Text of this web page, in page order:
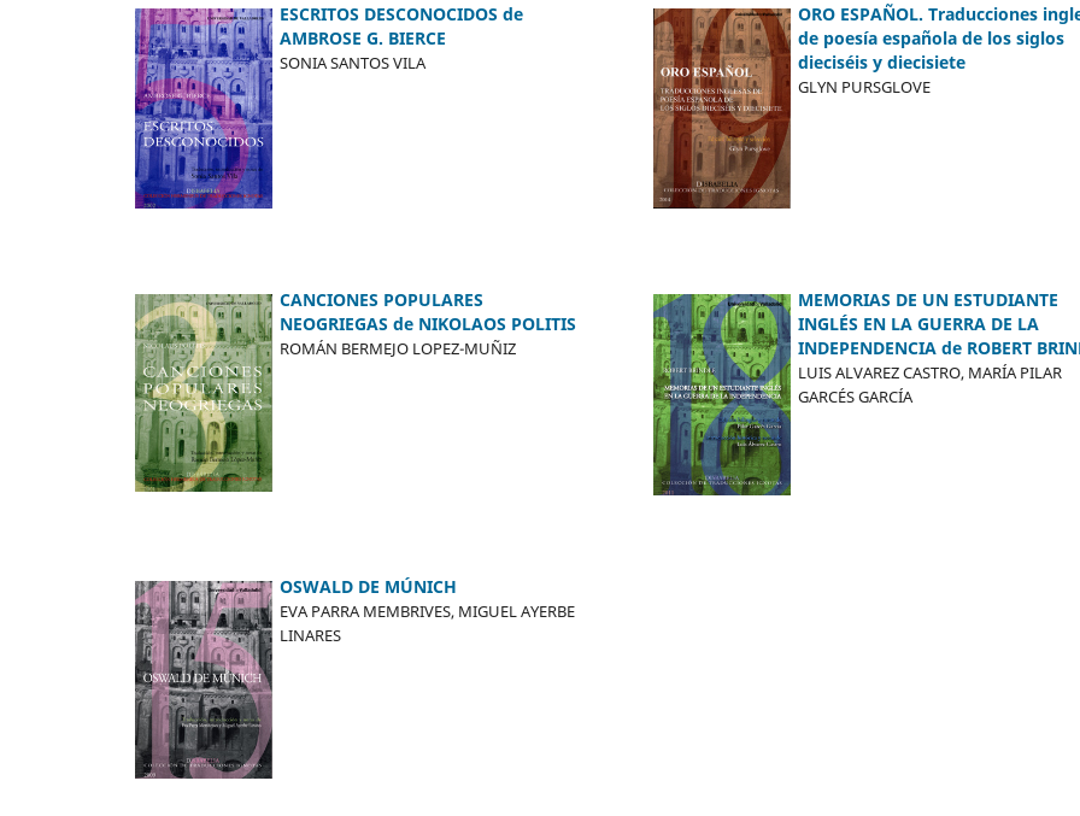
ESCRITOS DESCONOCIDOS de
AMBROSE G. BIERCE
SONIA SANTOS VILA
ORO ESPAÑOL. Traducciones
de poesía española de los siglos
dieciséis y diecisiete
GLYN PURSGLOVE
CANCIONES POPULARES
NEOGRIEGAS de NIKOLAOS POLITIS
ROMÁN BERMEJO LOPEZ-MUÑIZ
MEMORIAS DE UN ESTUDIANTE
INGLÉS EN LA GUERRA DE LA
INDEPENDENCIA de ROBERT
LUIS ALVAREZ CASTRO, MARÍA PILAR
GARCÉS GARCÍA
OSWALD DE MÚNICH
EVA PARRA MEMBRIVES, MIGUEL AYERBE
LINARES